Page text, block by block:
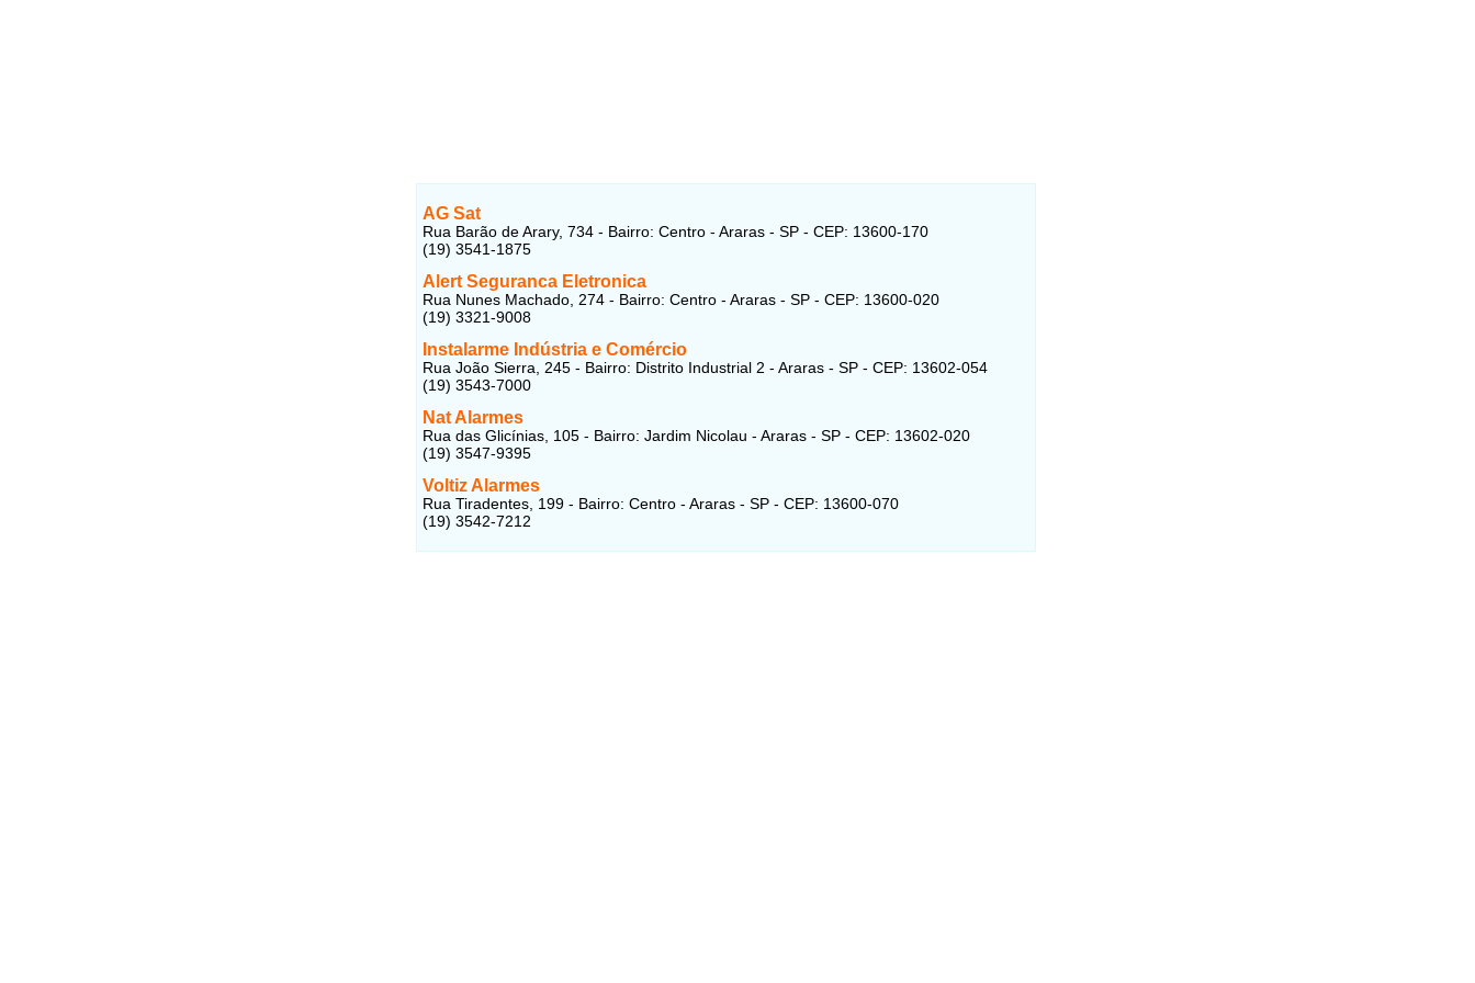
AG Sat
Rua Barão de Arary, 734 - Bairro: Centro - Araras - SP - CEP: 13600-170
(19) 3541-1875
Alert Seguranca Eletronica
Rua Nunes Machado, 274 - Bairro: Centro - Araras - SP - CEP: 13600-020
(19) 3321-9008
Instalarme Indústria e Comércio
Rua João Sierra, 245 - Bairro: Distrito Industrial 2 - Araras - SP - CEP: 13602-054
(19) 3543-7000
Nat Alarmes
Rua das Glicínias, 105 - Bairro: Jardim Nicolau - Araras - SP - CEP: 13602-020
(19) 3547-9395
Voltiz Alarmes
Rua Tiradentes, 199 - Bairro: Centro - Araras - SP - CEP: 13600-070
(19) 3542-7212